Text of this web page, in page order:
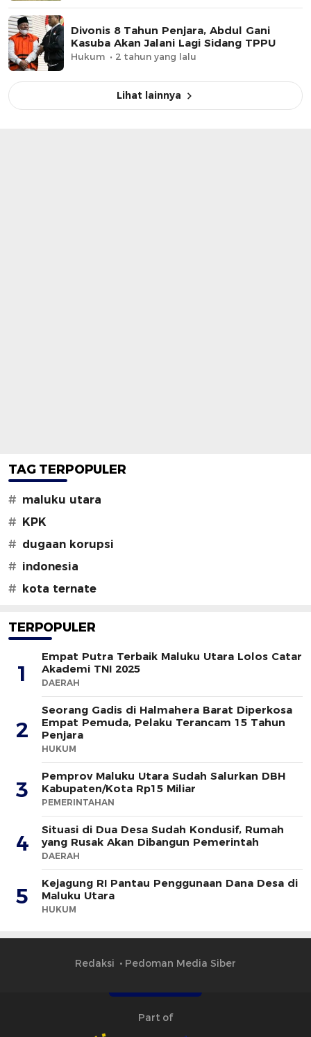
Divonis 8 Tahun Penjara, Abdul Gani
Kasuba Akan Jalani Lagi Sidang TPPU
Hukum 2 tahun yang lalu
Lihat lainnya
TAG TERPOPULER
# maluku utara
# KPK
# dugaan korupsi
# indonesia
# kota ternate
TERPOPULER
1
Empat Putra Terbaik Maluku Utara Lolos Catar
Akademi TNI 2025
DAERAH
2
Seorang Gadis di Halmahera Barat Diperkosa
Empat Pemuda, Pelaku Terancam 15 Tahun
Penjara
HUKUM
3
Pemprov Maluku Utara Sudah Salurkan DBH
Kabupaten/Kota Rp15 Miliar
PEMERINTAHAN
4
Situasi di Dua Desa Sudah Kondusif, Rumah
yang Rusak Akan Dibangun Pemerintah
DAERAH
5
Kejagung RI Pantau Penggunaan Dana Desa di
Maluku Utara
HUKUM
Redaksi Pedoman Media Siber
Part of